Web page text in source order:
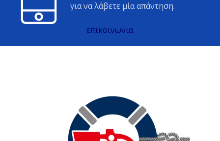
για να λάβετε μία απάντηση.
επικοινωνια